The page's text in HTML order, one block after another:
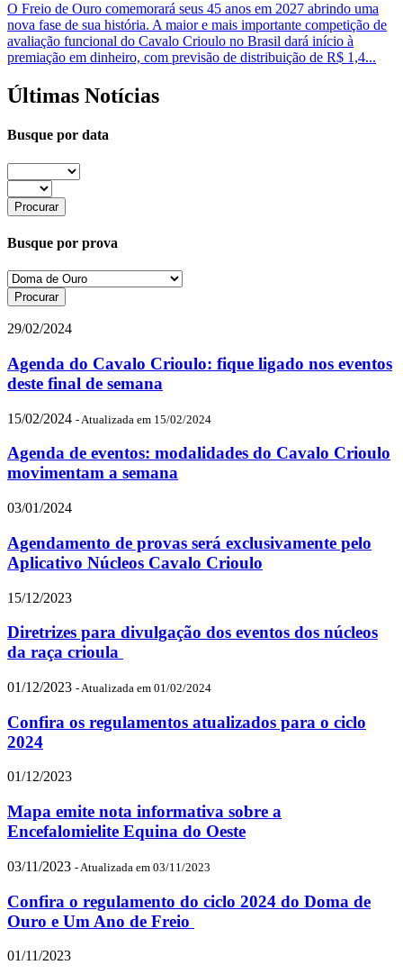
O Freio de Ouro comemorará seus 45 anos em 2027 abrindo uma
nova fase de sua história. A maior e mais importante competição de
avaliação funcional do Cavalo Crioulo no Brasil dará início à
premiação em dinheiro, com previsão de distribuição de R$ 1,4...
Últimas Notícias
Busque por data
Busque por prova
29/02/2024
Agenda do Cavalo Crioulo: fique ligado nos eventos
deste final de semana
15/02/2024 - Atualizada em 15/02/2024
Agenda de eventos: modalidades do Cavalo Crioulo
movimentam a semana
03/01/2024
Agendamento de provas será exclusivamente pelo
Aplicativo Núcleos Cavalo Crioulo
15/12/2023
Diretrizes para divulgação dos eventos dos núcleos
da raça crioula
01/12/2023 - Atualizada em 01/02/2024
Confira os regulamentos atualizados para o ciclo
2024
01/12/2023
Mapa emite nota informativa sobre a
Encefalomielite Equina do Oeste
03/11/2023 - Atualizada em 03/11/2023
Confira o regulamento do ciclo 2024 do Doma de
Ouro e Um Ano de Freio
01/11/2023